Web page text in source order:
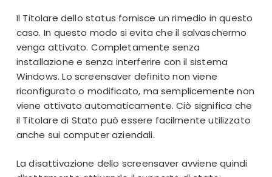
Il Titolare dello status fornisce un rimedio in questo
caso. In questo modo si evita che il salvaschermo
venga attivato. Completamente senza
installazione e senza interferire con il sistema
Windows. Lo screensaver definito non viene
riconfigurato o modificato, ma semplicemente non
viene attivato automaticamente. Ciò significa che
il Titolare di Stato può essere facilmente utilizzato
anche sui computer aziendali.
La disattivazione dello screensaver avviene quindi